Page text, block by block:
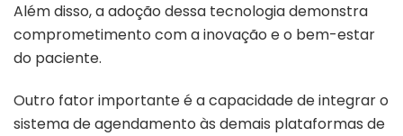
Além disso, a adoção dessa tecnologia demonstra
comprometimento com a inovação e o bem-estar
do paciente.
Outro fator importante é a capacidade de integrar o
sistema de agendamento às demais plataformas de